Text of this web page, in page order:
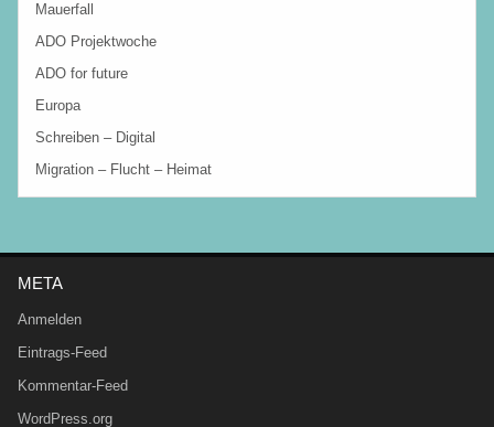
Mauerfall
ADO Projektwoche
ADO for future
Europa
Schreiben – Digital
Migration – Flucht – Heimat
META
Anmelden
Eintrags-Feed
Kommentar-Feed
WordPress.org